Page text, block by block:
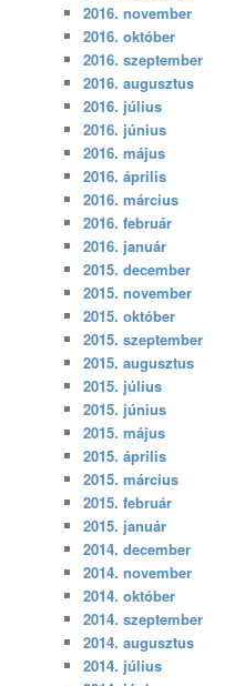
2016. november
2016. október
2016. szeptember
2016. augusztus
2016. július
2016. június
2016. május
2016. április
2016. március
2016. február
2016. január
2015. december
2015. november
2015. október
2015. szeptember
2015. augusztus
2015. július
2015. június
2015. május
2015. április
2015. március
2015. február
2015. január
2014. december
2014. november
2014. október
2014. szeptember
2014. augusztus
2014. július